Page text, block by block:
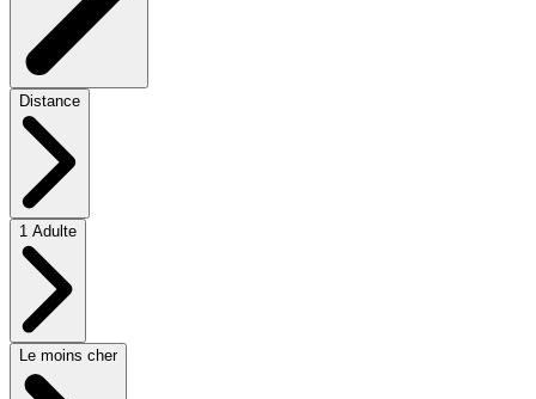
Distance
1 Adulte
Le moins cher